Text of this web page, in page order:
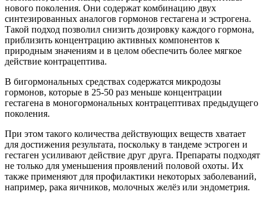
нового поколения. Они содержат комбинацию двух
синтезированных аналогов гормонов гестагена и эстрогена.
Такой подход позволил снизить дозировку каждого гормона,
приблизить концентрацию активных компонентов к
природным значениям и в целом обеспечить более мягкое
действие контрацептива.
В бигормональных средствах содержатся микродозы
гормонов, которые в 25-50 раз меньше концентрации
гестагена в моногормональных контрацептивах предыдущего
поколения.
При этом такого количества действующих веществ хватает
для достижения результата, поскольку в тандеме эстроген и
гестаген усиливают действие друг друга. Препараты подходят
не только для уменьшения проявлений половой охоты. Их
также применяют для профилактики некоторых заболеваний,
например, рака яичников, молочных желёз или эндометрия.